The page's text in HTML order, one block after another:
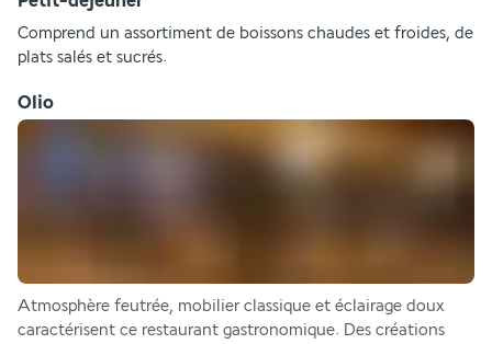
Comprend un assortiment de boissons chaudes et froides, de
plats salés et sucrés.
Olio
Atmosphère feutrée, mobilier classique et éclairage doux
caractérisent ce restaurant gastronomique. Des créations